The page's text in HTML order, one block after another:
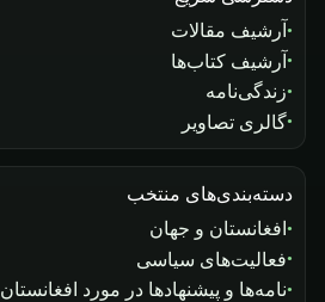
آرشیف مقالات
آرشیف کتاب‌ها
زندگی‌نامه
گالری تصاویر
دسته‌بندی‌های منتخب
افغانستان و جهان
فعالیت‌های سیاسی
نامه‌ها و پیشنهادها در مورد افغانستان